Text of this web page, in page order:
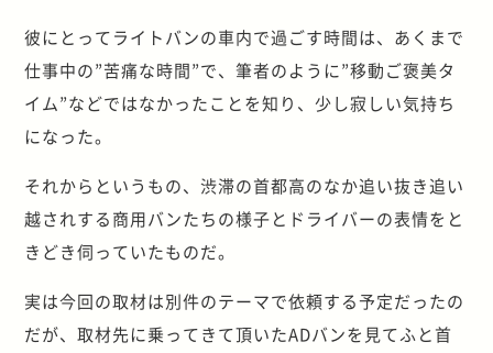
彼にとってライトバンの車内で過ごす時間は、あくまで
仕事中の”苦痛な時間”で、筆者のように”移動ご褒美タ
イム”などではなかったことを知り、少し寂しい気持ち
になった。
それからというもの、渋滞の首都高のなか追い抜き追い
越されする商用バンたちの様子とドライバーの表情をと
きどき伺っていたものだ。
実は今回の取材は別件のテーマで依頼する予定だったの
だが、取材先に乗ってきて頂いたADバンを見てふと首